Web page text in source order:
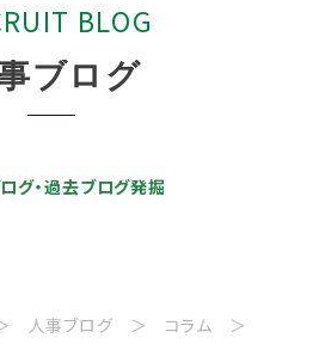
RUIT BLOG
ブロ グ
グ・過去ブログ発掘
人事ブログ
コラム